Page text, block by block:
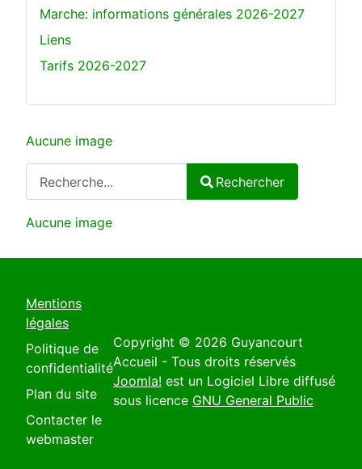
Aucune image
Rechercher
Aucune image
Marche: informations générales 2026-2027
Liens
Tarifs 2026-2027
Mentions
légales
Politique de
confidentialité
Plan du site
Contacter le
webmaster
Copyright © 2026 Guyancourt
Accueil - Tous droits réservés
Joomla! est un Logiciel Libre diffusé
sous licence GNU General Public